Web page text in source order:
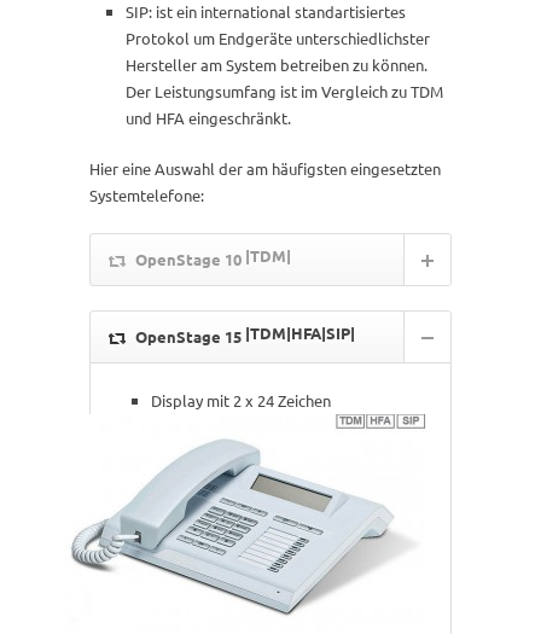
SIP: ist ein international standartisiertes
Protokol um Endgeräte unterschiedlichster
Hersteller am System betreiben zu können.
Der Leistungsumfang ist im Vergleich zu TDM
und HFA eingeschränkt.
Hier eine Auswahl der am häufigsten eingesetzten
Systemtelefone:
OpenStage 10 |TDM|
OpenStage 15 |TDM|HFA|SIP|
Display mit 2 x 24 Zeichen